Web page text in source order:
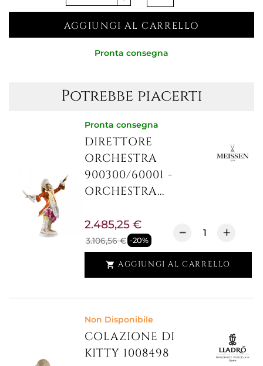
AGGIUNGI AL CARRELLO
Pronta consegna
Potrebbe piacerti
Pronta consegna
DIRETTORE
ORCHESTRA
900300/60001 -
ORCHESTRA...
3.106,56 € -20%
2.485,25 €
 AGGIUNGI AL CARRELLO
Non Disponibile
COLAZIONE DI
KITTY 1008498